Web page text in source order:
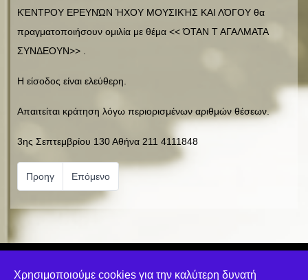
ΚΈΝΤΡΟΥ ΕΡΕΥΝΏΝ ΉΧΟΥ ΜΟΥΣΙΚΉΣ ΚΑΙ ΛΌΓΟΥ θα
πραγματοποιήσουν ομιλία με θέμα << ΌΤΑΝ Τ ΑΓΑΛΜΑΤΑ
ΣΥΝΔΕΟΥΝ>> .
Η είσοδος είναι ελεύθερη.
Απαιτείται κράτηση λόγω περιορισμένων αριθμών θέσεων.
3ης Σεπτεμβρίου 130 Αθήνα 211 4111848
Προηγούμενο άρθρο: 2ο Σεμινάριο Διεύθυνσης Ορχήστρας
Προηγ Επόμενο άρθρο: Το τρένο των Χριστουγέννων
Επόμενο
© 2022 by EKEIM - email:e.ekeim1@gmail.com
Χρησιμοποιούμε cookies για την καλύτερη δυνατή